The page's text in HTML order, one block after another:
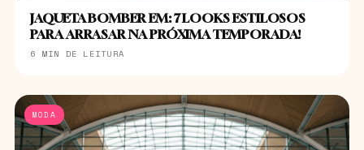
JAQUETA BOMBER EM: 7 LOOKS ESTILOSOS
PARA ARRASAR NA PRÓXIMA TEMPORADA!
6 MIN DE LEITURA
MODA